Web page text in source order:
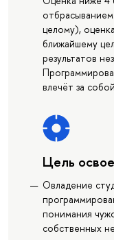
целому),
ближайшему
результатов
влечёт за
Цель
Овладение
понимания
собственных